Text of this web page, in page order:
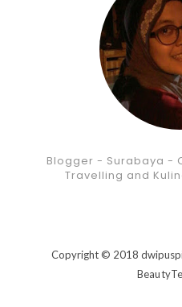
Blogger - Surabaya -
Travelling and
Copyright © 2018